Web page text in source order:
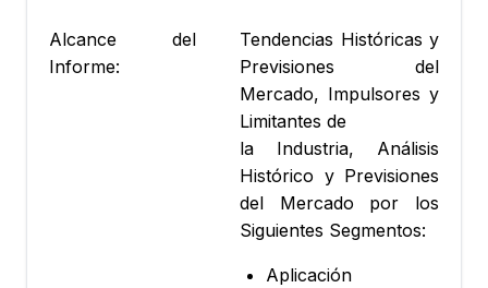
Alcance del
Informe:
Tendencias Históricas y
Previsiones del
Mercado, Impulsores y
Limitantes de
la Industria, Análisis
Histórico y Previsiones
del Mercado por los
Siguientes Segmentos:
Aplicación